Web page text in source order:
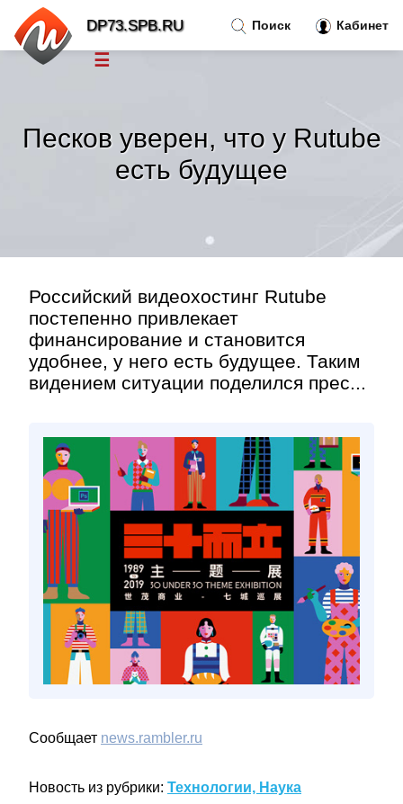
Песков уверен, что у Rutube
есть будущее
Российский видеохостинг Rutube
постепенно привлекает
финансирование и становится
удобнее, у него есть будущее. Таким
видением ситуации поделился прес...
Сообщает news.rambler.ru
Новость из рубрики: Технологии, Наука
Поиск Кабинет
DP73.SPB.RU
☰
Тренды новостей»
Правила»
Контакт»